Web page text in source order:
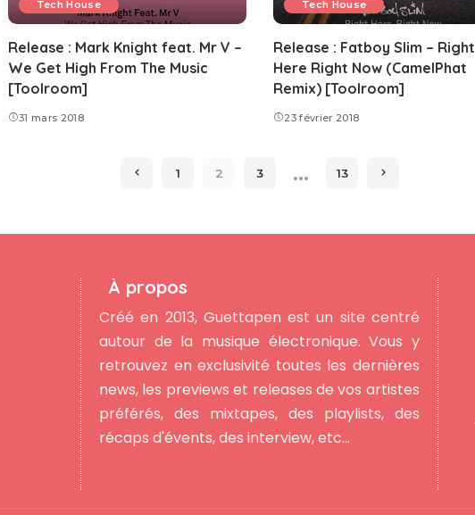
Tech House
Release : Mark Knight feat. Mr V –
We Get High From The Music
[Toolroom]
31 mars 2018
Tech House
Release : Fatboy Slim – Right
Here Right Now (CamelPhat
Remix) [Toolroom]
23 février 2018
1 2 3 … 13
À propos
Créé en 2013, Guettapen est un site centré
autour de la musique électronique. Vous y
retrouvez en exclusivité toutes les dernières
news, les previews et releases de vos artistes
préférés, des mixtapes, des playlists, des
récaps d'évents, des interview, etc...